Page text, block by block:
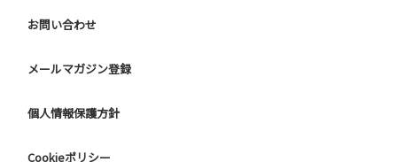
お問い合わせ
メールマガジン登録
個人情報保護方針
Cookieポリシー